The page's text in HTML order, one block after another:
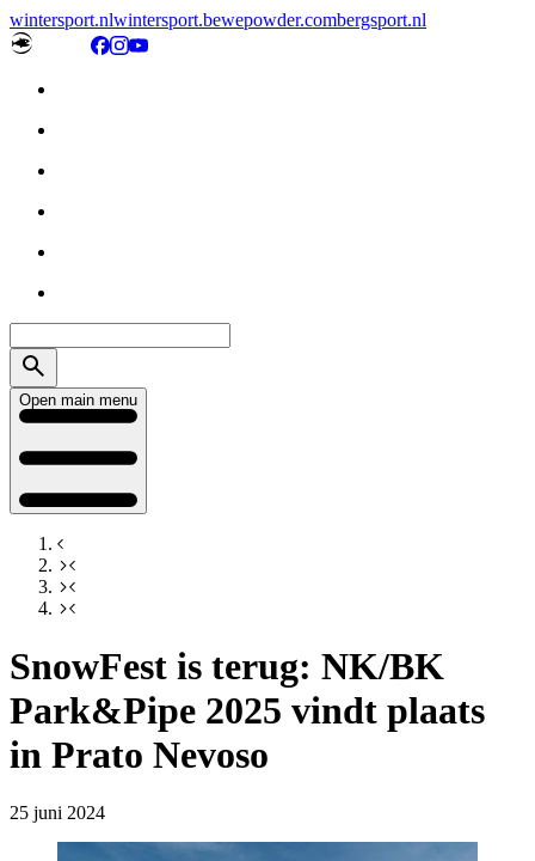
wintersport.nlwintersport.bewepowder.combergsport.nl
Open main menu
SnowFest is terug: NK/BK
Park&Pipe 2025 vindt plaats
in Prato Nevoso
25 juni 2024